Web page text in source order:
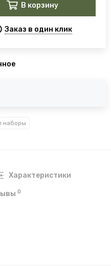
В корзину
Заказ в один клик
наборы
Характеристики
0